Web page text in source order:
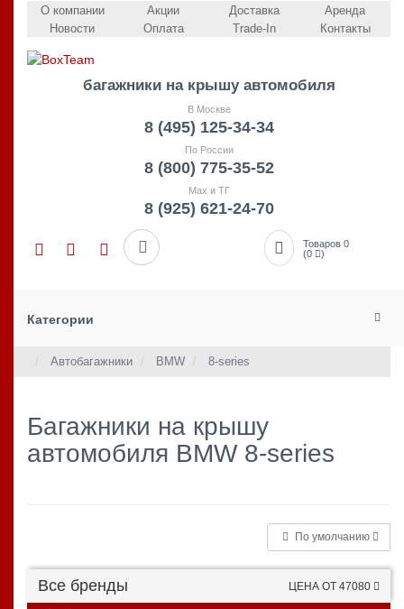
О компании
Новости
Акции
Оплата
Доставка
Trade-In
Аренда
Контакты
багажники на крышу автомобиля
В Москве
8 (495) 125-34-34
По России
8 (800) 775-35-52
Max и ТГ
8 (925) 621-24-70
Товаров 0
(0
)
Категории
Автобагажники BMW 8-series
Багажники на крышу
автомобиля BMW 8-series
По умолчанию
Все бренды ЦЕНА ОТ 47080